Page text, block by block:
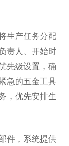
生产任务分配
责人、开始时
先级设置，确
急的五金工具
，优先安排生
件，系统提供